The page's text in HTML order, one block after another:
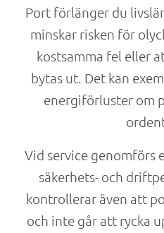
Port förlänger du
minskar risken för
kostsamma fel eller
bytas ut. Det kan
energiförluster om
Vid service genomförs
säkerhets- och
kontrollerar även att
och inte går att rycka